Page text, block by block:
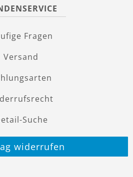
Fragen
Versand
Suche
widerrufen